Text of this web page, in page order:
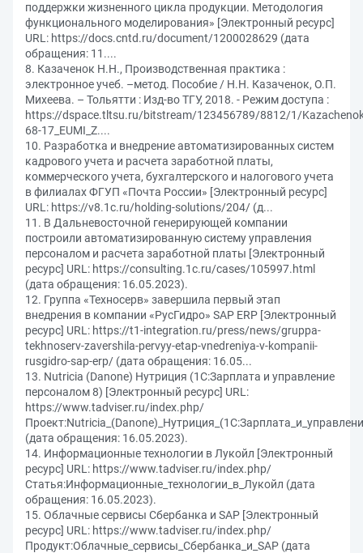
поддержки жизненного цикла продукции. Методология
функционального моделирования» [Электронный ресурс]
URL: https://docs.cntd.ru/document/1200028629 (дата
обращения: 11....
8. Казаченок Н.Н., Производственная практика :
электронное учеб. –метод. Пособие / Н.Н. Казаченок, О.П.
Михеева. – Тольятти : Изд-во ТГУ, 2018. - Режим доступа :
https://dspace.tltsu.ru/bitstream/123456789/8812/1/
68-17_EUMI_Z....
10. Разработка и внедрение автоматизированных систем
кадрового учета и расчета заработной платы,
коммерческого учета, бухгалтерского и налогового учета
в филиалах ФГУП «Почта России» [Электронный ресурс]
URL: https://v8.1c.ru/holding-solutions/204/ (д...
11. В Дальневосточной генерирующей компании
построили автоматизированную систему управления
персоналом и расчета заработной платы [Электронный
ресурс] URL: https://consulting.1c.ru/cases/105997.html
(дата обращения: 16.05.2023).
12. Группа «Техносерв» завершила первый этап
внедрения в компании «РусГидро» SAP ERP [Электронный
ресурс] URL: https://t1-integration.ru/press/news/gruppa-
tekhnoserv-zavershila-pervyy-etap-vnedreniya-v-kompanii-
rusgidro-sap-erp/ (дата обращения: 16.05...
13. Nutricia (Danone) Нутриция (1С:Зарплата и управление
персоналом 8) [Электронный ресурс] URL:
https://www.tadviser.ru/index.php/
(дата обращения: 16.05.2023).
14. Информационные технологии в Лукойл [Электронный
ресурс] URL: https://www.tadviser.ru/index.php/
Статья:Информационные_технологии_в_Лукойл (дата
обращения: 16.05.2023).
15. Облачные сервисы Сбербанка и SAP [Электронный
ресурс] URL: https://www.tadviser.ru/index.php/
Продукт:Облачные_сервисы_Сбербанка_и_SAP (дата